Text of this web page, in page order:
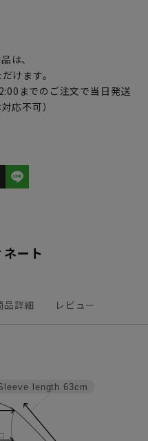
は、
けます。
までのご注文で当日発送
応不可）
ート
品詳細 レビュー
length 63cm